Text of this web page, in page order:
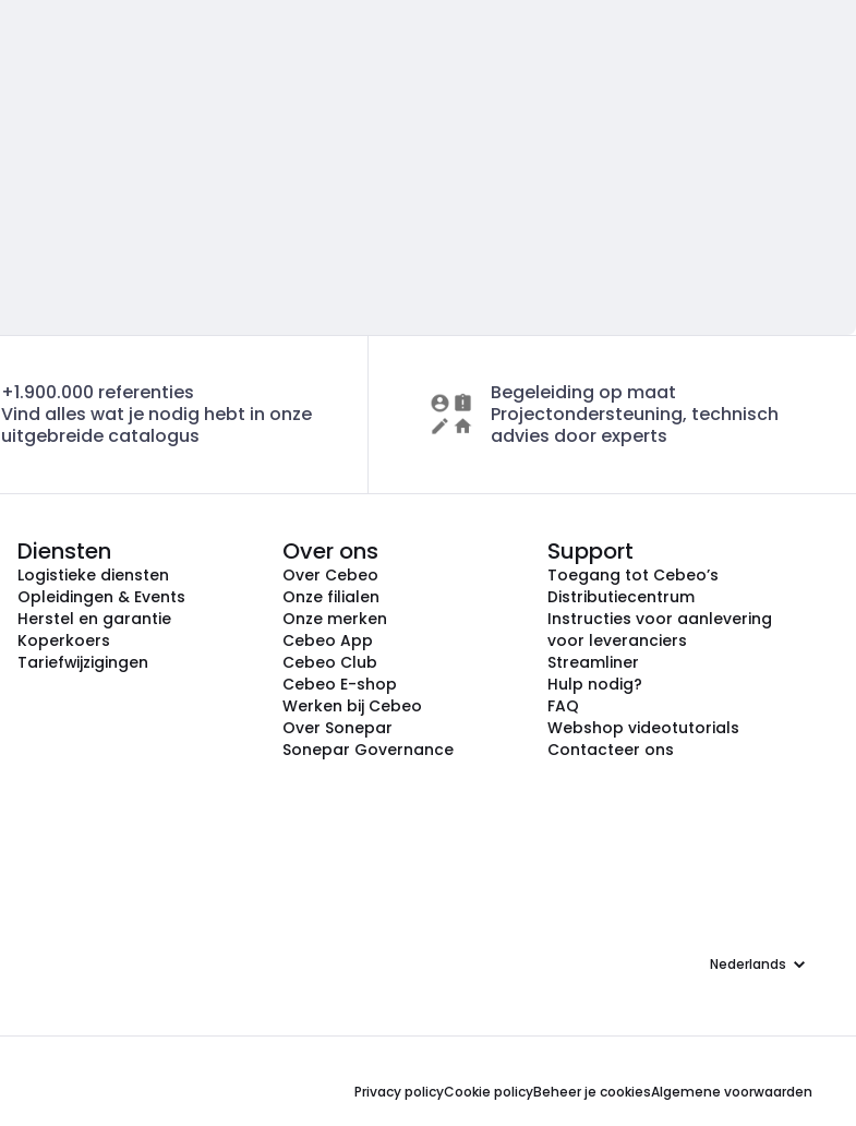
+1.900.000 referenties
Vind alles wat je nodig hebt in onze
uitgebreide catalogus
Begeleiding op maat
Projectondersteuning, technisch
advies door experts
Diensten
Logistieke diensten
Opleidingen & Events
Herstel en garantie
Koperkoers
Tariefwijzigingen
Over ons
Over Cebeo
Onze filialen
Onze merken
Cebeo App
Cebeo Club
Cebeo E-shop
Werken bij Cebeo
Over Sonepar
Sonepar Governance
Support
Toegang tot Cebeo’s
Distributiecentrum
Instructies voor aanlevering
voor leveranciers
Streamliner
Hulp nodig?
FAQ
Webshop videotutorials
Contacteer ons
Taal
Privacy policyCookie policyBeheer je cookiesAlgemene voorwaarden